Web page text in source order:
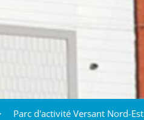
Parc d'activité Versant Nord-Est